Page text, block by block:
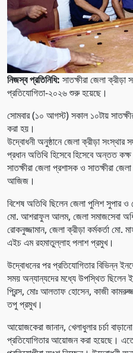
নিজস্ব প্রতিনিধি: সাতক্ষীরা জেলা
প্রতিযোগিতা-২০২৬ শুরু হয়েছে।
সোমবার (১০ আগস্ট) সকাল ১০টায়
করা হয়।
উদ্বোধনী অনুষ্ঠানে জেলা ক্রীড়া
প্রধান অতিথি হিসেবে হিসেবে অন্তত
সাতক্ষীরা জেলা প্রশাসক ও সাতক্ষীরা
আজিজ।
বিশেষ অতিথি ছিলেন জেলা পুলিশ সুপার
মো. আশরাফুল আলম, জেলা সমাজসেবা
রোকনুজ্জামান, জেলা ক্রীড়া কর্মকর্তা মো.
এইচ এম রহমাতুল্লাহ পলাশ প্রমুখ।
উদ্বোধনের পর প্রতিযোগিতার বিভিন্ন
সময় অন্যান্যদের মধ্যে উপস্থিত ছিলেন
প্রিন্স, মোঃ আলতাফ হোসেন, কাজী
তপু প্রমুখ।
আয়োজকেরা জানান, খেলাধুলার চর্চা
প্রতিযোগিতার আয়োজন করা হয়েছে। এতে